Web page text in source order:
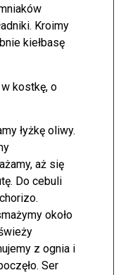
Kroimy
kiełbasę
kostkę, o
łyżkę oliwy.
aż się
Do cebuli
około
z ognia i
Ser